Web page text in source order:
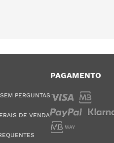
PERGUNTAS
DE VENDA
PAGAMENTO